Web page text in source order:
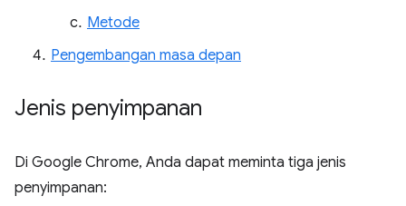
Metode
Pengembangan masa depan
Jenis penyimpanan
Di Google Chrome, Anda dapat meminta tiga jenis
penyimpanan: